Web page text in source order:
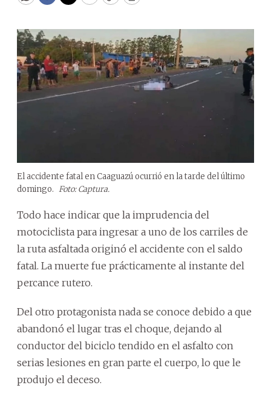
El accidente fatal en Caaguazú ocurrió en la tarde del último
domingo. Foto: Captura.
Todo hace indicar que la imprudencia del
motociclista para ingresar a uno de los carriles de
la ruta asfaltada originó el accidente con el saldo
fatal. La muerte fue prácticamente al instante del
percance rutero.
Del otro protagonista nada se conoce debido a que
abandonó el lugar tras el choque, dejando al
conductor del biciclo tendido en el asfalto con
serias lesiones en gran parte el cuerpo, lo que le
produjo el deceso.